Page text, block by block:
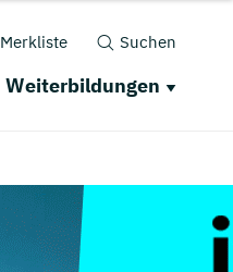
Merkliste Suchen
Weiterbildungen